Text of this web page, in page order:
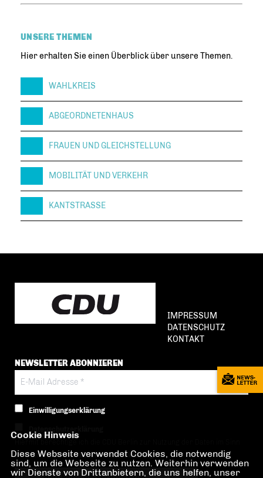
UNSERE THEMEN
Hier erhalten Sie einen Überblick über unsere Themen.
WAHLKREIS
ABGEORDNETENHAUS
FRAUEN UND GLEICHSTELLUNG
MOBILITÄT UND VERKEHR
KANTSTRASSE
IMPRESSUM
DATENSCHUTZ
KONTAKT
NEWSLETTER ABONNIEREN
Einwilligungserklärung
der nachfolgenden Datenschutzerklärung.*
Cookie Hinweis
Diese Webseite verwendet Cookies, die notwendig
sind, um die Webseite zu nutzen. Weiterhin verwenden
wir Dienste von Drittanbietern, die uns helfen, unser